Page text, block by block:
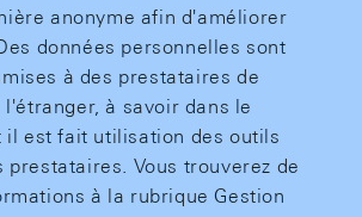
anonyme afin d'améliorer
données personnelles sont
à des prestataires de
à savoir dans le
il est fait utilisation des outils
prestataires. Vous trouverez de
à la rubrique Gestion